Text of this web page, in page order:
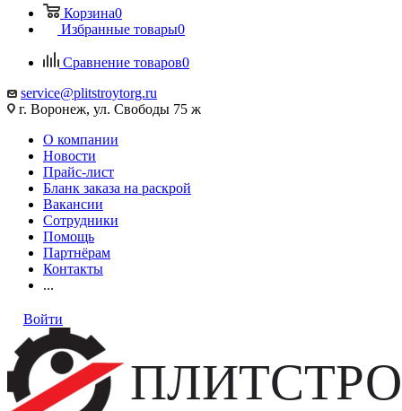
Корзина0
Избранные товары0
Сравнение товаров0
service@plitstroytorg.ru
г. Воронеж, ул. Свободы 75 ж
О компании
Новости
Прайс-лист
Бланк заказа на раскрой
Вакансии
Сотрудники
Помощь
Партнёрам
Контакты
...
Войти